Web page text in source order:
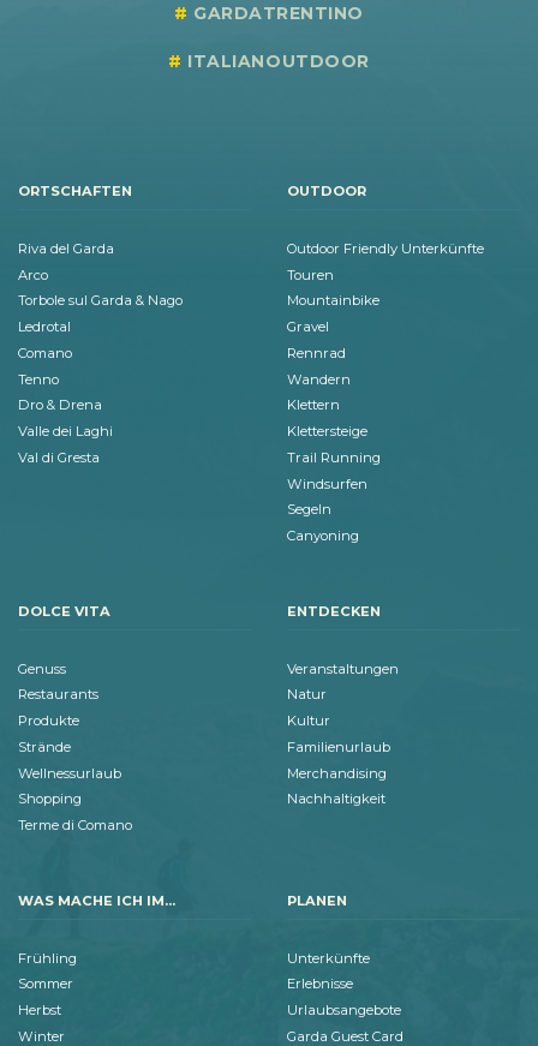
GARDATRENTINO
ITALIANOUTDOOR
ORTSCHAFTEN
Riva del Garda
Arco
Torbole sul Garda & Nago
Ledrotal
Comano
Tenno
Dro & Drena
Valle dei Laghi
Val di Gresta
OUTDOOR
Outdoor Friendly Unterkünfte
Touren
Mountainbike
Gravel
Rennrad
Wandern
Klettern
Klettersteige
Trail Running
Windsurfen
Segeln
Canyoning
DOLCE VITA
Genuss
Restaurants
Produkte
Strände
Wellnessurlaub
Shopping
Terme di Comano
ENTDECKEN
Veranstaltungen
Natur
Kultur
Familienurlaub
Merchandising
Nachhaltigkeit
WAS MACHE ICH IM...
Frühling
Sommer
Herbst
Winter
PLANEN
Unterkünfte
Erlebnisse
Urlaubsangebote
Garda Guest Card